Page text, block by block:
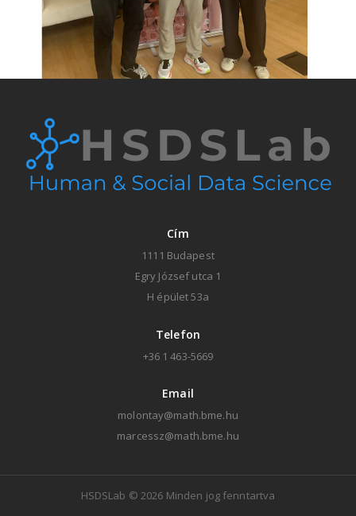
Cím
1111 Budapest
Egry József utca 1
H épület 53a
Telefon
+36 1 463-5669
Email
molontay@math.bme.hu
marcessz@math.bme.hu
HSDSLab © 2026 Minden jog fenntartva